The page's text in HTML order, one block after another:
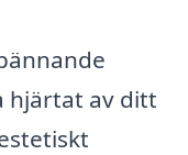
hjärtat av ditt